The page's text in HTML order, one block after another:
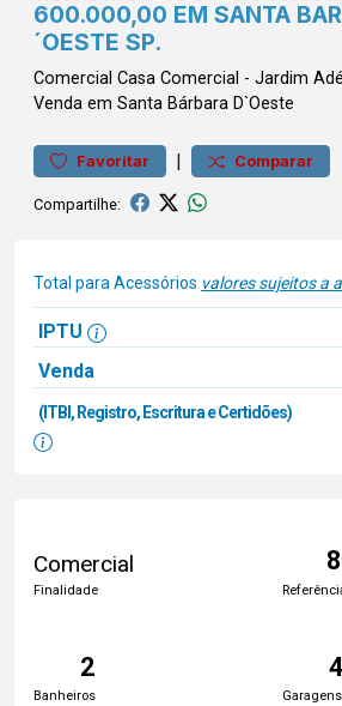
600.000,00 EM SANTA
´OESTE SP.
Comercial Casa Comercial - Jardim
Venda em Santa Bárbara D`Oeste
Favoritar | Comparar
Compartilhe:
Total para Acessórios valores sujeitos a
IPTU
Venda
(ITBI, Registro, Escritura e Certidões)
Comercial
Finalidade
2
Banheiros
4
Garagens